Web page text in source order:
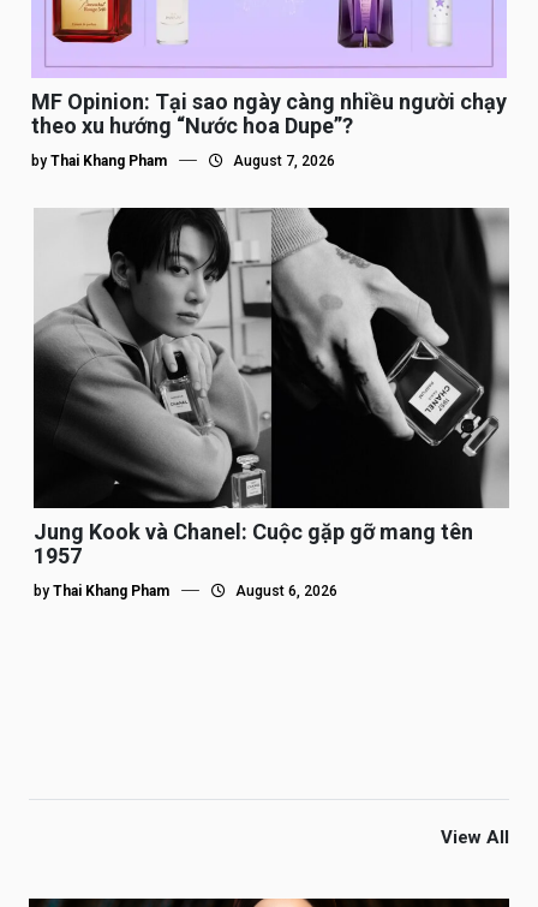
MF Opinion: Tại sao ngày càng nhiều người chạy
theo xu hướng “Nước hoa Dupe”?
by Thai Khang Pham August 7, 2026
Jung Kook và Chanel: Cuộc gặp gỡ mang tên
1957
by Thai Khang Pham August 6, 2026
View All